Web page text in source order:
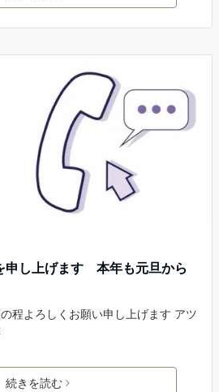
申し上げます 本年も元旦から
程よろしくお願い申し上げます アツ
続きを読む